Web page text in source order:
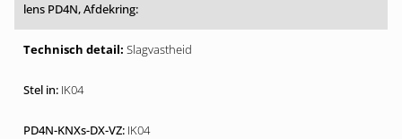
Slagvastheid
IK04
IK04